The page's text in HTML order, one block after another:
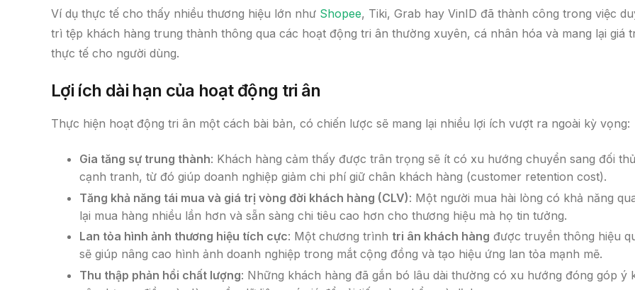
Ví dụ thực tế cho thấy nhiều thương hiệu lớn như Shopee, Tiki, Grab hay VinID đã thành công trong việc
trì tệp khách hàng trung thành thông qua các hoạt động tri ân thường xuyên, cá nhân hóa và mang lại giá
thực tế cho người dùng.
Lợi ích dài hạn của hoạt động tri ân
Thực hiện hoạt động tri ân một cách bài bản, có chiến lược sẽ mang lại nhiều lợi ích vượt ra ngoài kỳ vọng:
Gia tăng sự trung thành: Khách hàng cảm thấy được trân trọng sẽ ít có xu hướng chuyển sang đối thủ
cạnh tranh, từ đó giúp doanh nghiệp giảm chi phí giữ chân khách hàng (customer retention cost).
Tăng khả năng tái mua và giá trị vòng đời khách hàng (CLV): Một người mua hài lòng có khả năng
lại mua hàng nhiều lần hơn và sẵn sàng chi tiêu cao hơn cho thương hiệu mà họ tin tưởng.
Lan tỏa hình ảnh thương hiệu tích cực: Một chương trình tri ân khách hàng được truyền thông hiệu
sẽ giúp nâng cao hình ảnh doanh nghiệp trong mắt cộng đồng và tạo hiệu ứng lan tỏa mạnh mẽ.
Thu thập phản hồi chất lượng: Những khách hàng đã gắn bó lâu dài thường có xu hướng đóng góp ý